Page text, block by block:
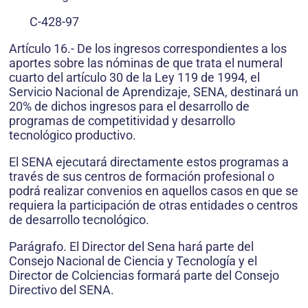
C-428-97
Artículo 16.- De los ingresos correspondientes a los
aportes sobre las nóminas de que trata el numeral
cuarto del artículo 30 de la Ley 119 de 1994, el
Servicio Nacional de Aprendizaje, SENA, destinará un
20% de dichos ingresos para el desarrollo de
programas de competitividad y desarrollo
tecnológico productivo.
El SENA ejecutará directamente estos programas a
través de sus centros de formación profesional o
podrá realizar convenios en aquellos casos en que se
requiera la participación de otras entidades o centros
de desarrollo tecnológico.
Parágrafo. El Director del Sena hará parte del
Consejo Nacional de Ciencia y Tecnología y el
Director de Colciencias formará parte del Consejo
Directivo del SENA.